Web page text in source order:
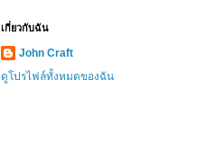
เกี่ยวกับฉัน
John Craft
ดูโปรไฟล์ทั้งหมดของฉัน